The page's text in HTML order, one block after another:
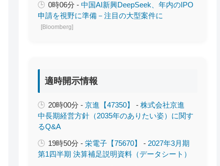
0時06分 -中国AI新興DeepSeek、年内のIPO
申請を視野に準備－注目の大型案件に
[Bloomberg]
適時開示情報
20時00分 -京進【47350】 -株式会社京進
中長期経営方針（2035年のありたい姿）に関す
るQ&A
19時50分 -栄電子【75670】 -2027年3月期
第1四半期 決算補足説明資料（データシート）